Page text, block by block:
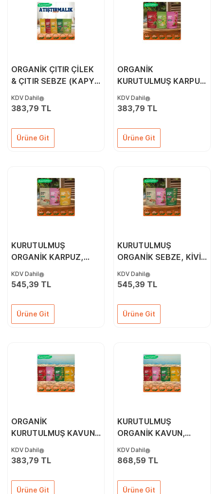
ORGANİK ÇITIR ÇİLEK
& ÇITIR SEBZE (KAPYA
DOMATES, SOĞAN)
KDV Dahil
383,79 TL
Ürüne Git
ORGANİK
KURUTULMUŞ KARPUZ
İKİLİ PAKETİ
KDV Dahil
383,79 TL
Ürüne Git
KURUTULMUŞ
ORGANİK KARPUZ,
PAKETİ
KDV Dahil
545,39 TL
Ürüne Git
KURUTULMUŞ
ORGANİK SEBZE, KİVİ
KDV Dahil
545,39 TL
Ürüne Git
ORGANİK
KURUTULMUŞ KAVUN
KARPUZ İKİLİ PAKETİ
KDV Dahil
383,79 TL
Ürüne Git
KURUTULMUŞ
ORGANİK KAVUN,
ÇİLEK 5'Lİ PAKETİ
KDV Dahil
868,59 TL
Ürüne Git